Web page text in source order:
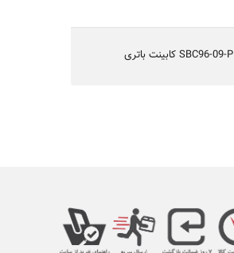
SBC96-09-P کابینت باتری